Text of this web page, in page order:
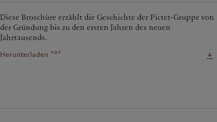
Diese Broschüre erzählt die Geschichte der Pictet-Gruppe von
der Gründung bis zu den ersten Jahren des neuen
Jahrtausends.
Herunterladen pdf